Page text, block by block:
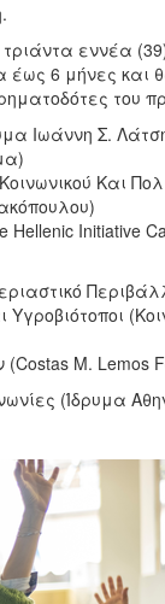
εννέα
έως 6 μήνες και
του
Ιωάννη Σ.
Και
Initiative
M. Lemos
(Ίδρυμα